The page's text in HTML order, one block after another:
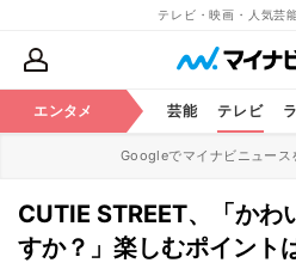
テレビ・映画・人気芸
エンタメ 芸能 テレビ
Googleでマイナビニュース
CUTIE STREET、「かわ
すか？」楽しむポイント